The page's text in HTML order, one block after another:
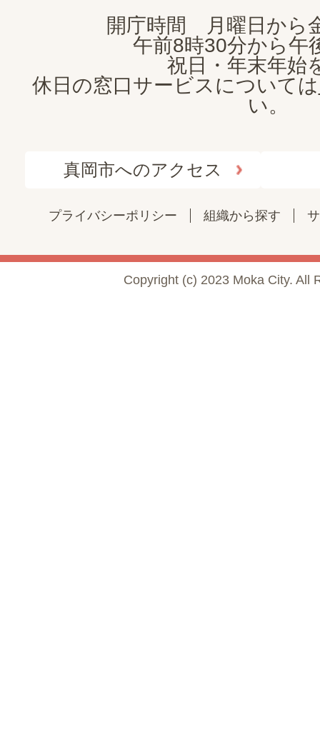
開庁時間 月曜日から
午前8時30分から午
祝日・年末年始
休日の窓口サービスについては
い。
真岡市へのアクセス
プライバシーポリシー 組織から探す
Copyright (c) 2023 Moka City. All